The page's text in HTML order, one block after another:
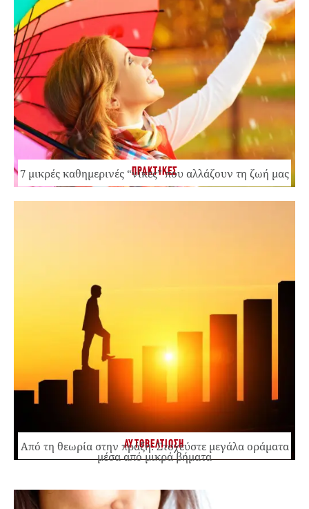
ΠΡΑΚΤΙΚΕΣ
7 μικρές καθημερινές “νίκες” που αλλάζουν τη ζωή μας
ΑΥΤΟΒΕΛΤΙΩΣΗ
Από τη θεωρία στην πράξη: Στοχεύστε μεγάλα οράματα
μέσα από μικρά βήματα